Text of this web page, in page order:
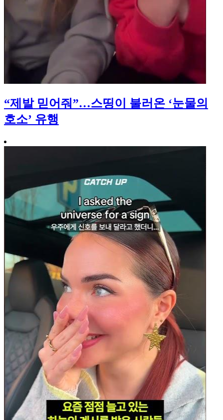
“제발 믿어줘”…스띵이 불러온 ‘눈물의
호소’ 유행